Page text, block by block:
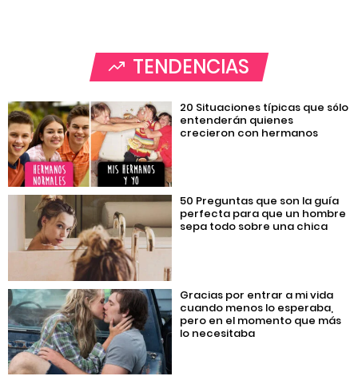
TENDENCIAS
20 Situaciones típicas que sólo
entenderán quienes
crecieron con hermanos
50 Preguntas que son la guía
perfecta para que un hombre
sepa todo sobre una chica
Gracias por entrar a mi vida
cuando menos lo esperaba,
pero en el momento que más
lo necesitaba